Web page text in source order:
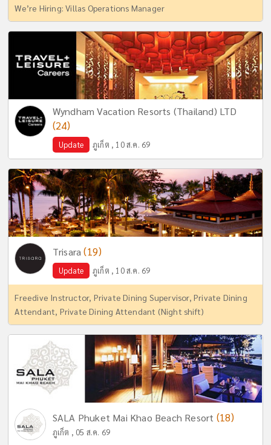
We’re Hiring: Villas Operations Manager
Wyndham Vacation Resorts (Thailand) LTD
(24)
Update ภูเก็ต , 10 ส.ค. 69
Trisara(19)
Update ภูเก็ต , 10 ส.ค. 69
Freedive Instructor, Private Dining Supervisor, Private Dining
Attendant, Private Dining Attendant (Night shift)
SALA Phuket Mai Khao Beach Resort (18)
ภูเก็ต , 05 ส.ค. 69